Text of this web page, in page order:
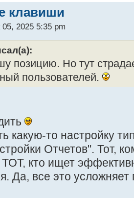
клавиши
2025 5:35 pm
позицию. Но тут
пользователей.
какую-то настройку
Отчетов". Тот,
ТОТ, кто ищет
Да, все это